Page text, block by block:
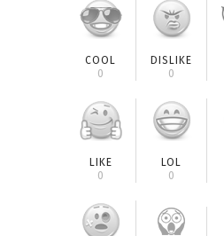
COOL
0
DISLIKE
0
LIKE
0
LOL
0